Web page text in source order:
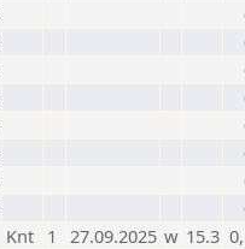
Knt 1 27.09.2025 w 15.3